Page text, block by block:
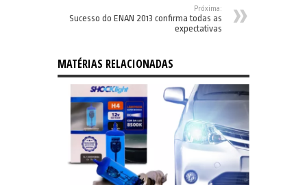
Próxima:
Sucesso do ENAN 2013 confirma todas as
expectativas
MATÉRIAS RELACIONADAS